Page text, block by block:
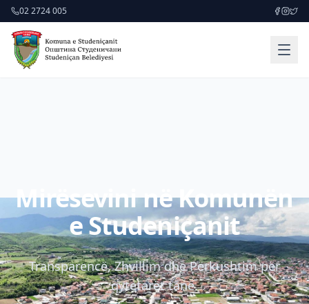
02 2724 005
Mirësevini në Komunën
e Studeniçanit
Transparencë, Zhvillim dhe Përkushtim për
qytetarët tanë.